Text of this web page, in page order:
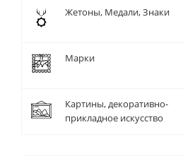
Жетоны, Медали, Знаки
Марки
Картины, декоративно-
прикладное искусство